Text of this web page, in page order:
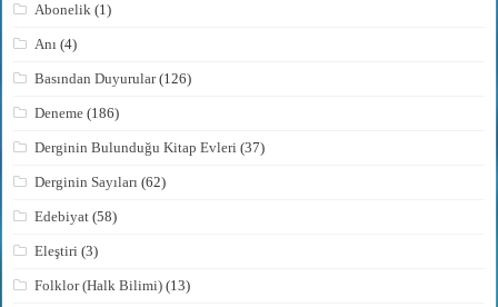
Abonelik (1)
Anı (4)
Basından Duyurular(126)
Deneme (186)
Derginin Bulunduğu Kitap Evleri (37)
Derginin Sayıları (62)
Edebiyat (58)
Eleştiri (3)
Folklor (Halk Bilimi) (13)